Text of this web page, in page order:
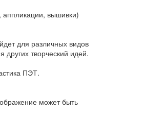
вышивки)
для различных видов
творческий идей.
ПЭТ.
может быть